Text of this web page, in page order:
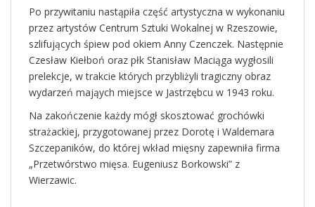
Po przywitaniu nastąpiła część artystyczna w wykonaniu
przez artystów Centrum Sztuki Wokalnej w Rzeszowie,
szlifujących śpiew pod okiem Anny Czenczek. Następnie
Czesław Kiełboń oraz płk Stanisław Maciąga wygłosili
prelekcje, w trakcie których przybliżyli tragiczny obraz
wydarzeń mająych miejsce w Jastrzębcu w 1943 roku.
Na zakończenie każdy mógł skosztować grochówki
strażackiej, przygotowanej przez Dorotę i Waldemara
Szczepaników, do której wkład mięsny zapewniła firma
„Przetwórstwo mięsa. Eugeniusz Borkowski” z
Wierzawic.